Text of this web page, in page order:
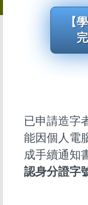
【
已申請造字
能因個人電
成手續通知
認身分證字